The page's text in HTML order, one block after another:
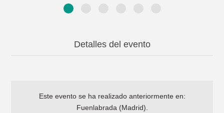
Detalles del evento
Este evento se ha realizado anteriormente en:
Fuenlabrada (Madrid)